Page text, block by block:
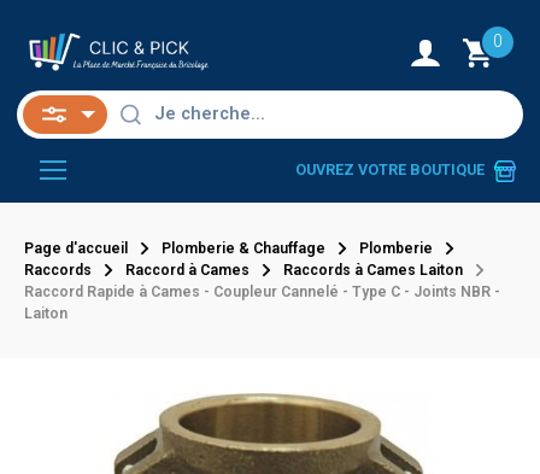
0
OUVREZ VOTRE BOUTIQUE
Page d'accueil Plomberie & Chauffage
Plomberie
Raccords
Raccord à Cames
Raccords à Cames Laiton
Raccord Rapide à Cames - Coupleur Cannelé - Type C - Joints NBR -
Laiton